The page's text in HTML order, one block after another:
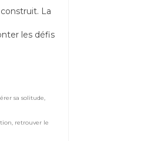
La
les défis
sa solitude,
, retrouver le